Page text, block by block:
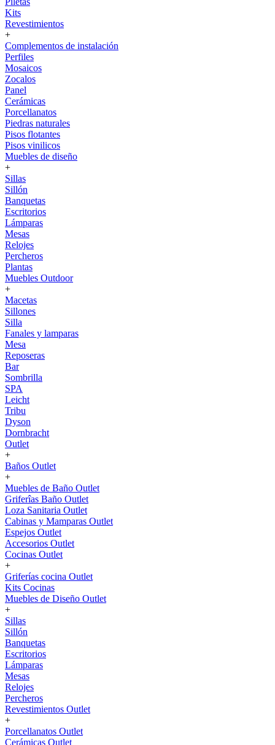
Kits
Revestimientos
+
Complementos de instalación
Perfiles
Mosaicos
Zocalos
Panel
Cerámicas
Porcellanatos
Piedras naturales
Pisos flotantes
Pisos vinilicos
Muebles de diseño
+
Sillas
Sillón
Banquetas
Escritorios
Lámparas
Mesas
Relojes
Percheros
Plantas
Muebles Outdoor
+
Macetas
Sillones
Silla
Fanales y lamparas
Mesa
Reposeras
Bar
Sombrilla
SPA
Leicht
Tribu
Dyson
Dornbracht
Outlet
+
Baños Outlet
+
Muebles de Baño Outlet
Griferîas Baño Outlet
Loza Sanitaria Outlet
Cabinas y Mamparas Outlet
Espejos Outlet
Accesorios Outlet
Cocinas Outlet
+
Griferías cocina Outlet
Kits Cocinas
Muebles de Diseño Outlet
+
Sillas
Sillón
Banquetas
Escritorios
Lámparas
Mesas
Relojes
Percheros
Revestimientos Outlet
+
Porcellanatos Outlet
Cerámicas Outlet